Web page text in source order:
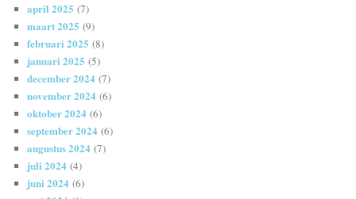
april 2025 (7)
maart 2025 (9)
februari 2025 (8)
januari 2025 (5)
december 2024 (7)
november 2024 (6)
oktober 2024 (6)
september 2024 (6)
augustus 2024 (7)
juli 2024 (4)
juni 2024 (6)